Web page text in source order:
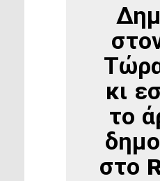
ΣΤΟΝ
ΡΩΜΗΌ
κι
το
στο